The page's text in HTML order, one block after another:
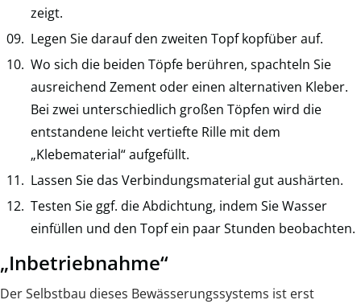
zeigt.
Legen Sie darauf den zweiten Topf kopfüber auf.
Wo sich die beiden Töpfe berühren, spachteln Sie
ausreichend Zement oder einen alternativen Kleber.
Bei zwei unterschiedlich großen Töpfen wird die
entstandene leicht vertiefte Rille mit dem
„Klebematerial“ aufgefüllt.
Lassen Sie das Verbindungsmaterial gut aushärten.
Testen Sie ggf. die Abdichtung, indem Sie Wasser
einfüllen und den Topf ein paar Stunden beobachten.
„Inbetriebnahme“
Der Selbstbau dieses Bewässerungssystems ist erst